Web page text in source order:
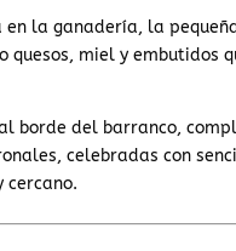
en la ganadería, la
miel y embutidos
borde del barranco,
celebradas con
cercano.